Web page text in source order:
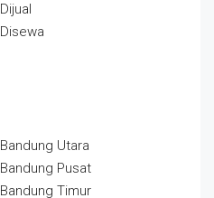
Dijual
Disewa
Bandung Utara
Bandung Pusat
Bandung Timur